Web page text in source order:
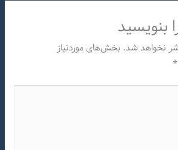
بنویسید
نخواهد شد. بخش‌های موردنیاز
*